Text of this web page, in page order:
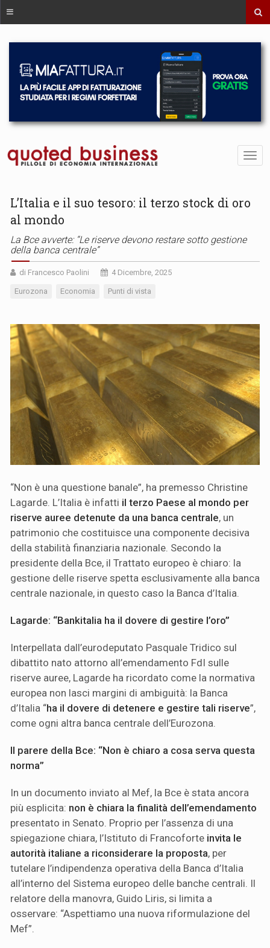
L’Italia e il suo tesoro: il terzo stock di oro
al mondo
La Bce avverte: “Le riserve devono restare sotto gestione
della banca centrale”
di Francesco Paolini 4 Dicembre, 2025
Eurozona Economia Punti di vista
“Non è una questione banale”, ha premesso Christine
Lagarde. L’Italia è infatti il terzo Paese al mondo per
riserve auree detenute da una banca centrale, un
patrimonio che costituisce una componente decisiva
della stabilità finanziaria nazionale. Secondo la
presidente della Bce, il Trattato europeo è chiaro: la
gestione delle riserve spetta esclusivamente alla banca
centrale nazionale, in questo caso la Banca d’Italia.
Lagarde: “Bankitalia ha il dovere di gestire l’oro”
Interpellata dall’eurodeputato Pasquale Tridico sul
dibattito nato attorno all’emendamento FdI sulle
riserve auree, Lagarde ha ricordato come la normativa
europea non lasci margini di ambiguità: la Banca
d’Italia “ha il dovere di detenere e gestire tali riserve”,
come ogni altra banca centrale dell’Eurozona.
Il parere della Bce: “Non è chiaro a cosa serva questa
norma”
In un documento inviato al Mef, la Bce è stata ancora
più esplicita: non è chiara la finalità dell’emendamento
presentato in Senato. Proprio per l’assenza di una
spiegazione chiara, l’Istituto di Francoforte invita le
autorità italiane a riconsiderare la proposta, per
tutelare l’indipendenza operativa della Banca d’Italia
all’interno del Sistema europeo delle banche centrali. Il
relatore della manovra, Guido Liris, si limita a
osservare: “Aspettiamo una nuova riformulazione del
Mef”.